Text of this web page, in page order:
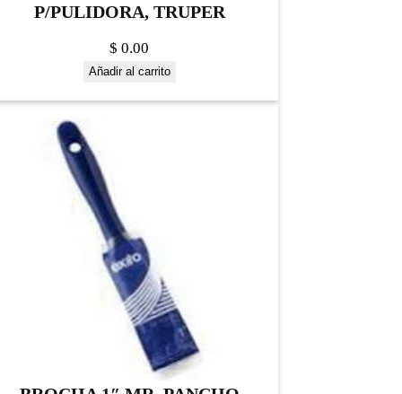
P/PULIDORA, TRUPER
$ 0.00
Añadir al carrito